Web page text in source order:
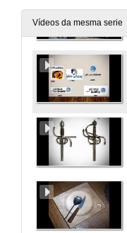
Vídeos da mesma serie